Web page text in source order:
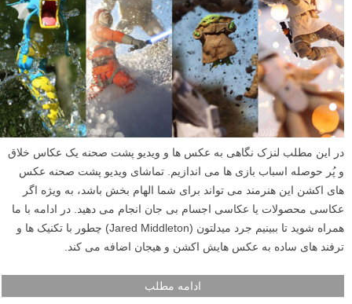
در این مطلب لنزک نگاهی به عکس ها و ویدیو پشت صحنه یک عکاس خلاق
و پُر حوصله اسباب بازی ها می اندازیم. تماشای ویدیو پشت صحنه عکس
های اکشن این هنرمند می تواند برای شما الهام بخش باشد، به ویژه اگر
عکاسی محصولات یا عکاسی اجسام بی جان انجام می دهید. در ادامه با ما
همراه شوید تا ببینیم جرد میدلتون (Jared Middleton) چطور با تکنیک ها و
ترفند های ساده به عکس هایش اکشن و هیجان اضافه می کند.
ادامه مطلب